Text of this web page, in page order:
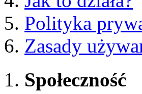
Polityka
Zasady
Społeczność